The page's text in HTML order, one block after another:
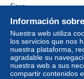
Información
Nuestra web utiliza
los servicios que nos
nuestra plataforma,
agradable su
nuestra web a sus
compartir contenidos
Foro
Vídeos
Ayuda
Centro de ayuda
Comprar en